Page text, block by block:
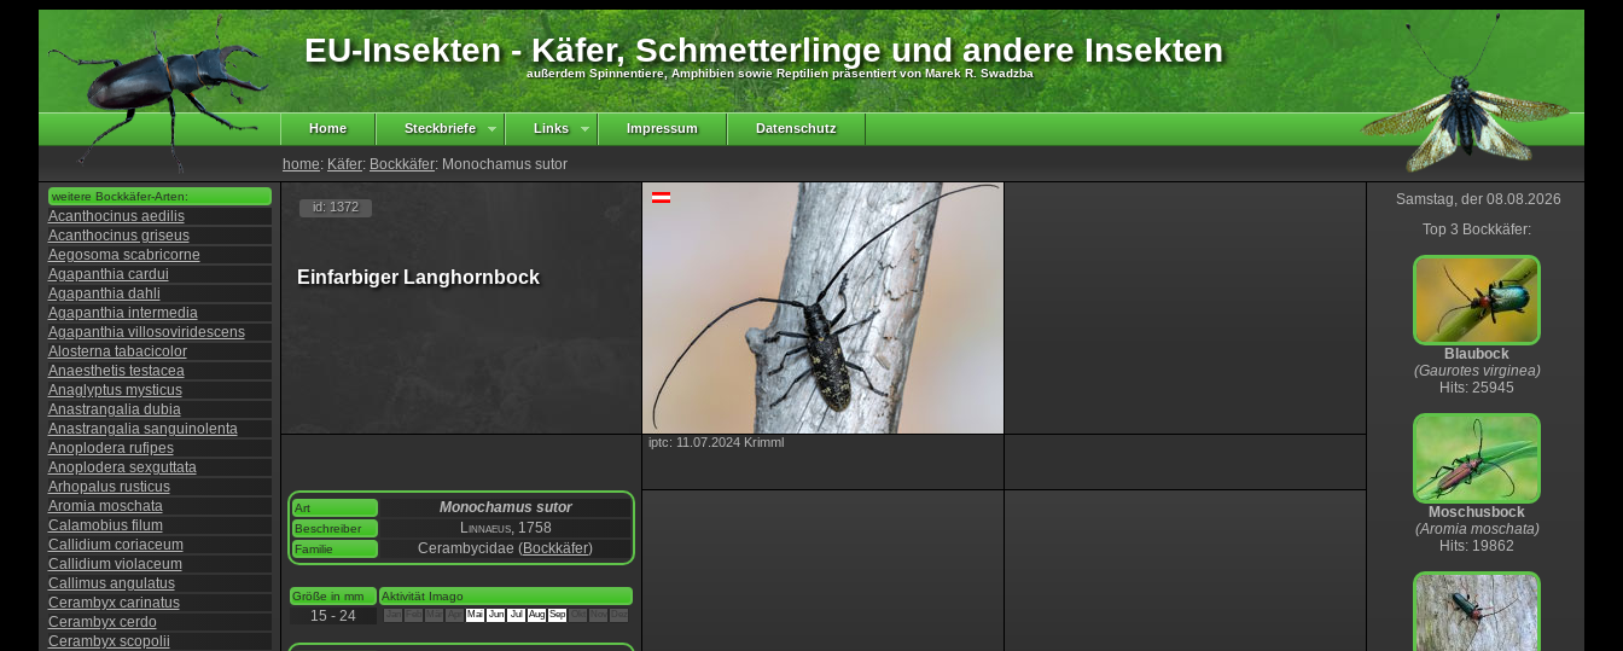
EU-Insekten - Käfer, Schmetterlinge und andere Insekten
außerdem Spinnentiere, Amphibien sowie Reptilien präsentiert von Marek R. Swadzba
Home Steckbriefe Links Impressum Datenschutz
home: Käfer: Bockkäfer: Monochamus sutor
weitere Bockkäfer-Arten:
Acanthocinus aedilis
Acanthocinus griseus
Aegosoma scabricorne
Agapanthia cardui
Agapanthia dahli
Agapanthia intermedia
Agapanthia villosoviridescens
Alosterna tabacicolor
Anaesthetis testacea
Anaglyptus mysticus
Anastrangalia dubia
Anastrangalia sanguinolenta
Anoplodera rufipes
Anoplodera sexguttata
Arhopalus rusticus
Aromia moschata
Calamobius filum
Callidium coriaceum
Callidium violaceum
Callimus angulatus
Cerambyx carinatus
Cerambyx cerdo
Cerambyx scopolii
id: 1372
Einfarbiger Langhornbock
Art Monochamus sutor
Beschreiber Linnaeus, 1758
Familie Cerambycidae (Bockkäfer)
Größe in mm Aktivität Imago
15 - 24 Apr Mai Jun Jul Aug Sep
iptc: 11.07.2024 Krimml
Samstag, der 08.08.2026
Top 3 Bockkäfer:
Blaubock
(Gaurotes virginea)
Hits: 25945
Moschusbock
(Aromia moschata)
Hits: 19862